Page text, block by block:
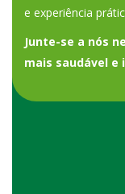
e experiência
Junte-se a nós
mais saudável e